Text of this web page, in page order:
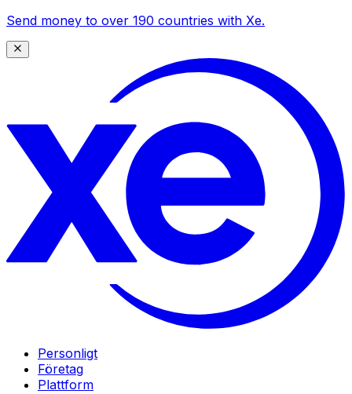
Send money to over 190 countries with Xe.
Personligt
Företag
Plattform